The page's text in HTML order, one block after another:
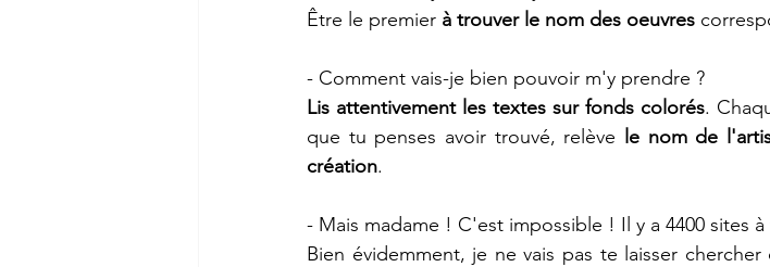
Être le premier à trouver le nom des oeuvres
- Comment vais-je bien pouvoir m'y prendre ?
Lis attentivement les textes sur fonds colorés.
que tu penses avoir trouvé, relève
le nom de
création.
- Mais madame ! C'est impossible ! Il y a 4400 sites
Bien évidemment, je ne vais pas te laisser